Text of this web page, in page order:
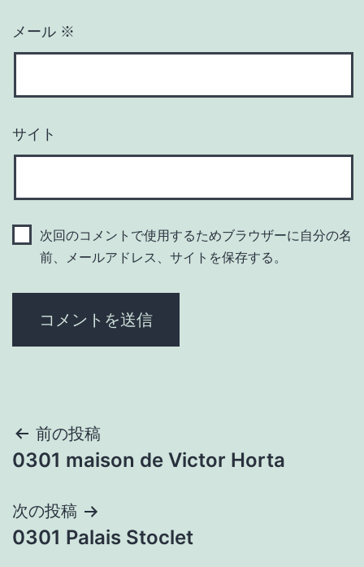
メール ※
サイト
次回のコメントで使用するためブラウザーに自分の名
前、メールアドレス、サイトを保存する。
投
稿
ナ
ビ
前の投稿
0301 maison de Victor Horta
次の投稿
0301 Palais Stoclet